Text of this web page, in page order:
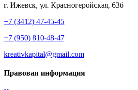
г. Ижевск, ул. Красногеройская, 63б
+7 (3412) 47-45-45
+7 (950) 810-48-47
kreativkapital@gmail.com
Правовая информация